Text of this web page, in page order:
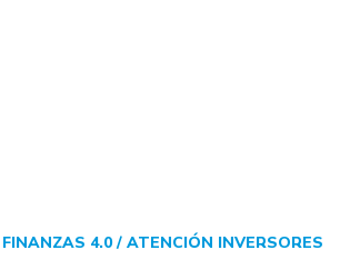
FINANZAS 4.0 / ATENCIÓN INVERSORES